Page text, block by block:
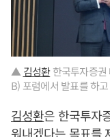
▲ 김성환한국투자증권
B) 포럼에서 발표를 하
김성환은 한국투자
워내겠다는 목표를